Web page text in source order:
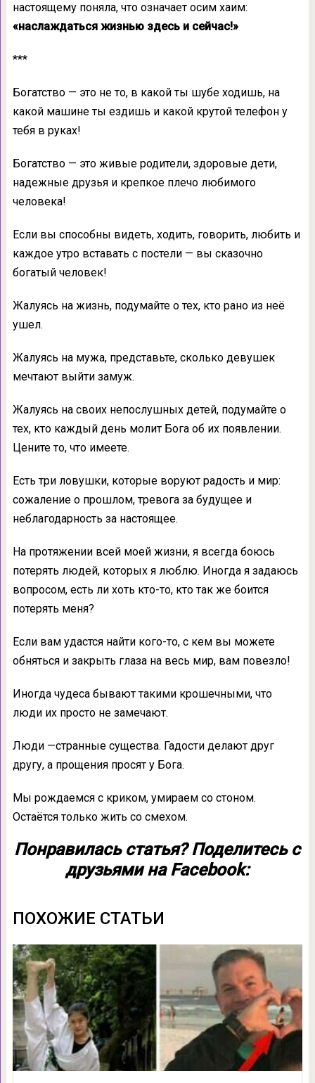
настоящему поняла, что означает осим хаим:
«наслаждаться жизнью здесь и сейчас!»
***
Богатство — это не то, в какой ты шубе ходишь, на
какой машине ты ездишь и какой крутой телефон у
тебя в руках!
Богатство — это живые родители, здоровые дети,
надежные друзья и крепкое плечо любимого
человека!
Если вы способны видеть, ходить, говорить, любить и
каждое утро вставать с постели — вы сказочно
богатый человек!
Жалуясь на жизнь, подумайте о тех, кто рано из неё
ушел.
Жалуясь на мужа, представьте, сколько девушек
мечтают выйти замуж.
Жалуясь на своих непослушных детей, подумайте о
тех, кто каждый день молит Бога об их появлении.
Цените то, что имеете.
Есть три ловушки, которые воруют радость и мир:
сожаление о прошлом, тревога за будущее и
неблагодарность за настоящее.
На протяжении всей моей жизни, я всегда боюсь
потерять людей, которых я люблю. Иногда я задаюсь
вопросом, есть ли хоть кто-то, кто так же боится
потерять меня?
Если вам удастся найти кого-то, с кем вы можете
обняться и закрыть глаза на весь мир, вам повезло!
Иногда чудеса бывают такими крошечными, что
люди их просто не замечают.
Люди —странные существа. Гадости делают друг
другу, а прощения просят у Бога.
Мы рождаемся с криком, умираем со стоном.
Остаётся только жить со смехом.
Понравилась статья? Поделитесь с
друзьями на Facebook:
ПОХОЖИЕ СТАТЬИ